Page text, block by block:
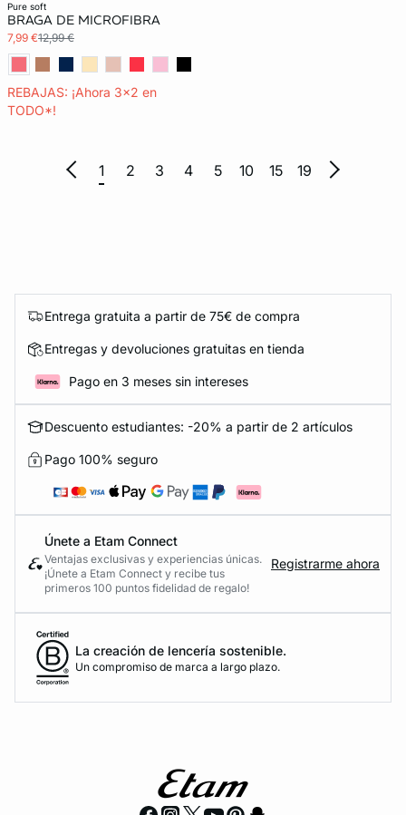
pure soft
BRAGA DE MICROFIBRA
7,99 €12,99 €
REBAJAS: ¡Ahora 3x2 en
TODO*!
1 2 3 4 5 10 15 19
Entrega gratuita a partir de 75€ de compra
Entregas y devoluciones gratuitas en tienda
Pago en 3 meses sin intereses
Descuento estudiantes: -20% a partir de 2 artículos
Pago 100% seguro
Únete a Etam Connect
Ventajas exclusivas y experiencias únicas.
¡Únete a Etam Connect y recibe tus
primeros 100 puntos fidelidad de regalo!
Registrarme ahora
La creación de lencería sostenible.
Un compromiso de marca a largo plazo.